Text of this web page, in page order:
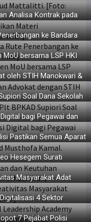
DPR RI Targetkan 3 RUU DOB Papua Disahkan Juni 2022
Posramil di Maybrat Diserang, Pelaku Bersenjata Tajam
Pakar Telematika & Kominfo Respons Foto Viral Anies dengan Koteka
Sopir Truk yang Hilang Ditemukan Tewas dengan Luka Tembak
Adik Anggota DPRD Sarolangun Diduga Terlibat PETI di Manokwari
Indonesia Respons Kegiatan Anggota Parlemen Eropa Terkait Papua
Persija Rekrut Top Skorer PON Ricky Cawor, Isi Posisi Penyerang
DAP Rilis Pernyataan Soal DOB Hingga Komisaris Tinggi HAM PBB
Mahfud MD Blak-blakan Soal Pencucian Uang dan Korupsi di Papua
Blokade Jalan, Warga Desak 4 Distrik Dikembalikan ke Manokwari
Filep: Pemerintah Perlu Audit SKK Migas dan BP Tangguh di Bintuni
Filep Minta Mendagri Tinjau Ulang Surat Edaran Terkait Mutasi ASN
Senator Filep Uraikan Dasar Hukum dan Konsep CSR Konteks Papua
Filep Sayangkan Indonesia Batal Jadi Host Piala Dunia U-20
10 Balon DPD RI Papua Barat Lolos Vermin Lanjut ke Tahap Verfak
Analisa Kontrak pada
ke Bandara
MoU bersama LSP HKI
oleh STIH Manokwari &
Soal Dana Sekolah
bagi Pegawai dan
Pastikan Semua Aparat
Hesegem Surati
Masyarakat Adat
4 Sektor
7 Pejabat Polisi